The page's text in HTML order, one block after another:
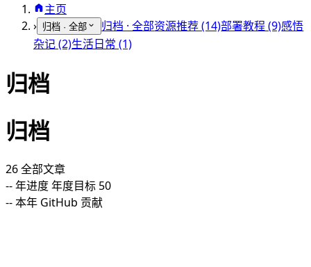
主页
› 归档 · 全部 归档 · 全部资源推荐 (14)部署教程 (9)感悟
杂记 (2)生活日常 (1)
归档
归档
26全部文章
--年进度年度目标 50
--本年 GitHub 贡献